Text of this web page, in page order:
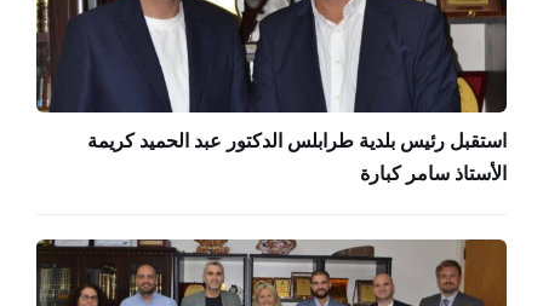
استقبل رئيس بلدية طرابلس الدكتور عبد الحميد كريمة
الأستاذ سامر كبارة